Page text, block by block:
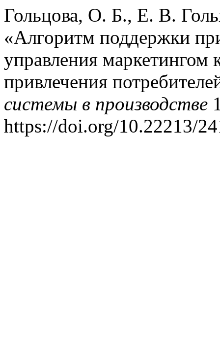
Гольцова, О. Б., Е. В.
«Алгоритм поддержки
управления маркетингом
привлечения
системы в производстве
https://doi.org/10.22213/